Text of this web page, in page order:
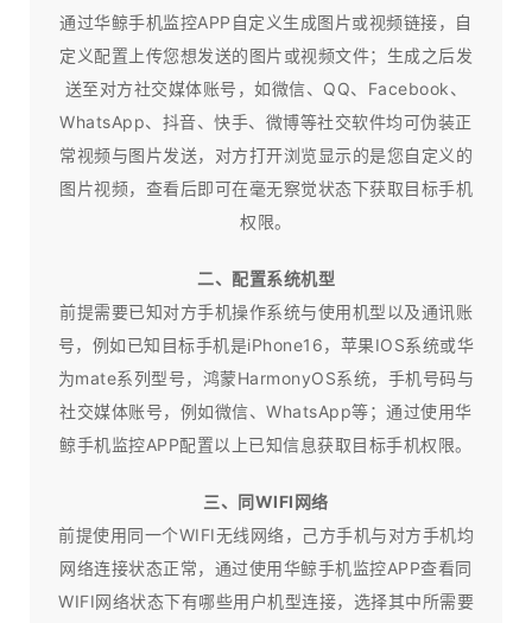
通过华鲸手机监控APP自定义生成图片或视频链接，自
定义配置上传您想发送的图片或视频文件；生成之后发
送至对方社交媒体账号，如微信、QQ、Facebook、
WhatsApp、抖音、快手、微博等社交软件均可伪装正
常视频与图片发送，对方打开浏览显示的是您自定义的
图片视频，查看后即可在毫无察觉状态下获取目标手机
权限。
二、配置系统机型
前提需要已知对方手机操作系统与使用机型以及通讯账
号，例如已知目标手机是iPhone16，苹果IOS系统或华
为mate系列型号，鸿蒙HarmonyOS系统，手机号码与
社交媒体账号，例如微信、WhatsApp等；通过使用华
鲸手机监控APP配置以上已知信息获取目标手机权限。
三、同WIFI网络
前提使用同一个WIFI无线网络，己方手机与对方手机均
网络连接状态正常，通过使用华鲸手机监控APP查看同
WIFI网络状态下有哪些用户机型连接，选择其中所需要